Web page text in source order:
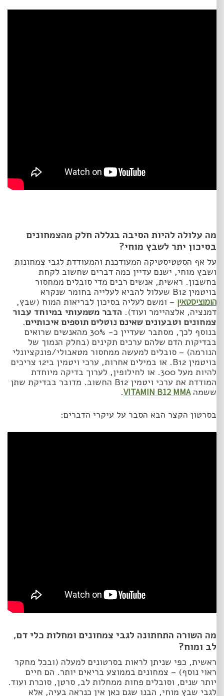
מה עלולה להיות הסיבה בגללה חלק מהצמחונים
בסיכון יתר לשבץ מוחי?
על אף הסטטיסטיקה המעודכנת והמעודדת לגבי צמחונות
ושבץ מוחי, ישנם עדיין כמה דברים שחשוב לקחת
בחשבון. ראשית, אנשים רבים מדי סובלים ממחסור
בויטמין B12 שעלול להביא לעלייה בחומר שנקרא
הומוציסטאין– ומשם לעליה בסיכון לבריאות המוח (שבץ,
דמנציה, אלצהיימר ועוד).הדבר משמעותי במיוחד עבור
צמחונים וטבעונים שאינם נוטלים תוספים איכותיים.
בנוסף לכך, מסתבר שעדיין כ- 30% מהאנשים שרואים
בבדיקות הדם שלהם ערכים תקינים (בחלק הנמוך של
הנורמה) – סובלים למעשה ממחסור מטאבולי/פונקציונלי
בויטמין B12. או במילים אחרות, ערכי ויטמין בי12 צריכים
להיות מעל 300. או לחילופין, לערוך בדיקה מיוחדת
המודדת את ערכי ויטמין B12 החשוב. מדובר בבדיקת שתן
ששמהVITAMIN B12 MMA
.
בסרטון הקצר הבא הסבר על עיקרי הדברים:
מה השורה התחתונה לגבי צמחונים ומחלות כלי דם,
לב ומוח?
ראשית, כפי שניתן לראות בסרטונים למעלה (ובכל מחקר
ראוי נוסף) – צמחונים בממוצע בריאים יותר. הם חיים
יותר שנים, וסובלים פחות ממחלות לב, סרטן, סוכרת ועוד.
לגבי שבץ מוחי, הבנו שגם כאן אין כנראה בעיה, אלא